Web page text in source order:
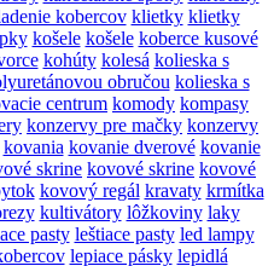
kobercov klietky klietky
košele košele koberce kusové
kohúty kolesá kolieska s
obručou kolieska s
centrum komody kompasy
konzervy pre mačky konzervy
kovania kovanie dverové kovanie
skrine kovové skrine kovové
kovový regál kravaty krmítka
kultivátory lôžkoviny laky
pasty leštiace pasty led lampy
lepiace pásky lepidlá